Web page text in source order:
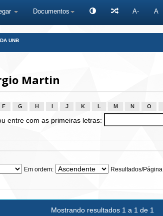
Documentos A- A
UNB
Martin
F G H J K L M N O
entre com as primeiras letras:
Em ordem: Resultados/Página
Mostrando resultados 1 a 1 de 1